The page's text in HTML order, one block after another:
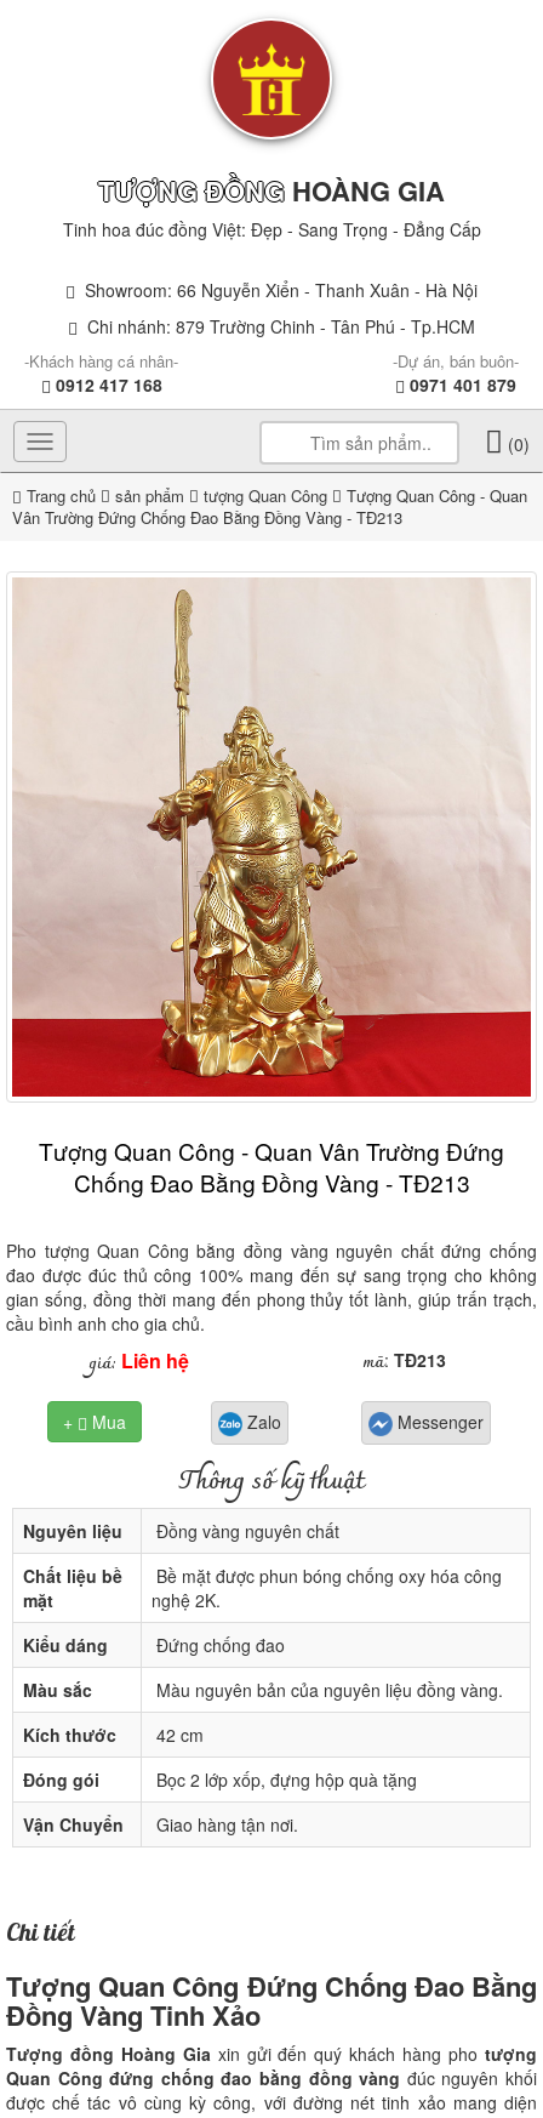
TƯỢNG ĐỒNG HOÀNG GIA
Tinh hoa đúc đồng Việt: Đẹp - Sang Trọng - Đẳng Cấp
Showroom: 66 Nguyễn Xiển - Thanh Xuân - Hà Nội
Chi nhánh: 879 Trường Chinh - Tân Phú - Tp.HCM
-Khách hàng cá nhân-
0912 417 168
-Dự án, bán buôn-
0971 401 879
Toggle
navigation
(0)
Trang chủ sản phẩm tượng Quan Công
Tượng Quan Công - Quan
Vân Trường Đứng Chống Đao Bằng Đồng Vàng - TĐ213
Tượng Quan Công - Quan Vân Trường Đứng
Chống Đao Bằng Đồng Vàng - TĐ213
Pho tượng Quan Công bằng đồng vàng nguyên chất đứng chống
đao được đúc thủ công 100% mang đến sự sang trọng cho không
gian sống, đồng thời mang đến phong thủy tốt lành, giúp trấn trạch,
cầu bình anh cho gia chủ.
giá: Liên hệ mã: TĐ213
+  Mua Zalo Messenger
Thông số kỹ thuật
Nguyên liệu
Đồng vàng nguyên chất
Chất liệu bề
mặt
Bề mặt được phun bóng chống oxy hóa công
nghệ 2K.
Kiểu dáng
Đứng chống đao
Màu sắc
Màu nguyên bản của nguyên liệu đồng vàng.
Kích thước
42 cm
Đóng gói
Bọc 2 lớp xốp, đựng hộp quà tặng
Vận Chuyển
Giao hàng tận nơi.
Chi tiết
Tượng Quan Công Đứng Chống Đao Bằng
Đồng Vàng Tinh Xảo
Tượng đồng Hoàng Giaxin gửi đến quý khách hàng photượng
Quan Công đứng chống đao bằng đồng vàng đúc nguyên khối
được chế tác vô cùng kỳ công, với đường nét tinh xảo mang diện